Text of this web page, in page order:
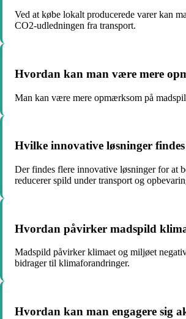
Ved at købe lokalt producerede varer kan
CO2-udledningen fra transport.
Hvordan kan man være mere
Man kan være mere opmærksom på
Hvilke innovative løsninger
Der findes flere innovative løsninger for at
reducerer spild under transport og
Hvordan påvirker madspild
Madspild påvirker klimaet og miljøet
bidrager til klimaforandringer.
Hvordan kan man engagere sig